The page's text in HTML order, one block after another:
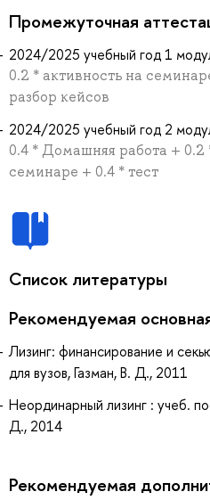
Промежуточная
2024/2025 учебный год 1
0.2 * активность на
разбор кейсов
2024/2025 учебный год 2
0.4 * Домашняя работа + 0.2
семинаре + 0.4 * тест
Список литературы
Рекомендуемая
Лизинг: финансирование и
для вузов, Газман, В. Д., 2011
Неординарный лизинг : учеб.
Д., 2014
Рекомендуемая